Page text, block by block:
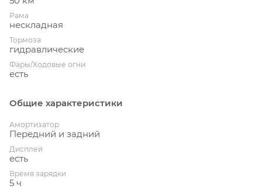
Рама
нескладная
Тормоза
гидравлические
Фары/Ходовые огни
есть
Общие характеристики
Амортизатор
Передний и задний
Дисплей
есть
Время зарядки
5 ч